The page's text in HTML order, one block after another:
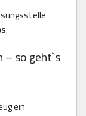
.
– so geht`s
ein